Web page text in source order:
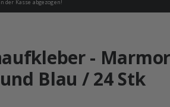
der Kasse abgezogen!
erreicht!
-
Blau / 24 Stk